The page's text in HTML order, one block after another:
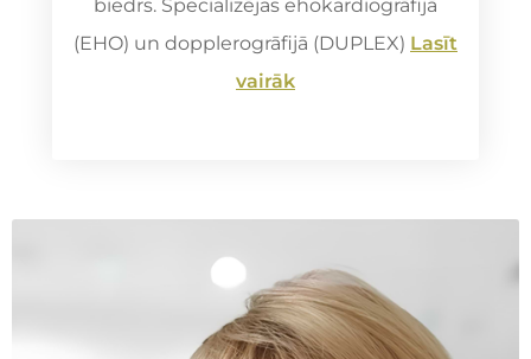
biedrs. Specializējas ehokardiogrāfijā
(EHO) un dopplerogrāfijā (DUPLEX) Lasīt
vairāk